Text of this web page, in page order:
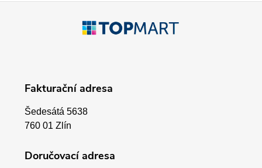
Fakturační adresa
Šedesátá 5638
760 01 Zlín
Doručovací adresa